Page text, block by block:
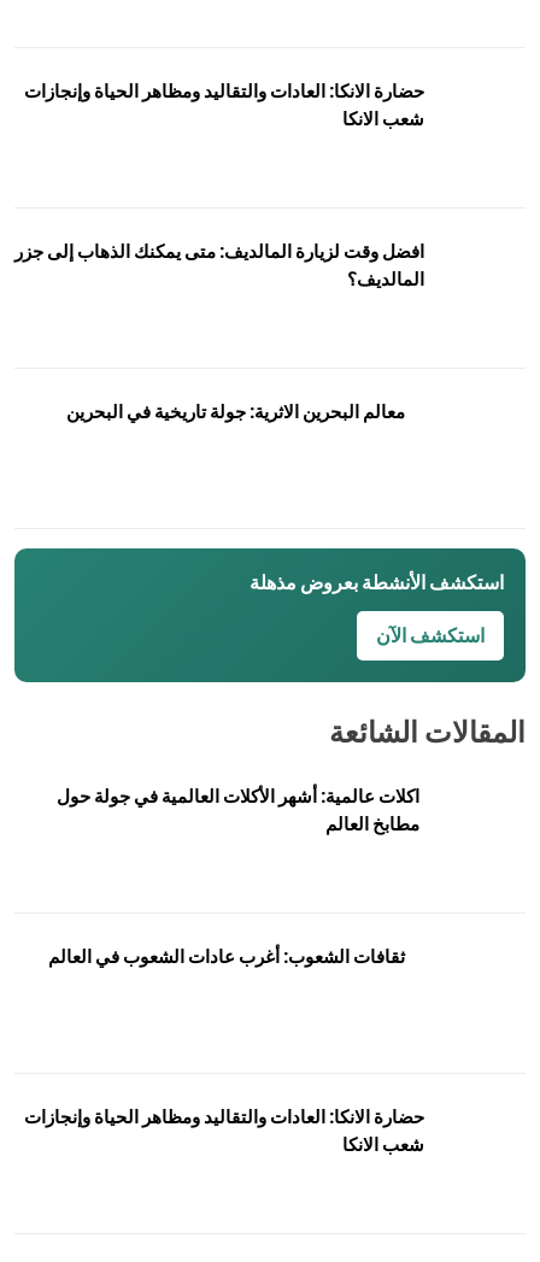
حضارة الانكا: العادات والتقاليد ومظاهر الحياة وإنجازات
شعب الانكا
افضل وقت لزيارة المالديف: متى يمكنك الذهاب إلى جزر
المالديف؟
معالم البحرين الاثرية: جولة تاريخية في البحرين
استكشف الأنشطة بعروض مذهلة
استكشف الآن
المقالات الشائعة
اكلات عالمية: أشهر الأكلات العالمية في جولة حول
مطابخ العالم
ثقافات الشعوب: أغرب عادات الشعوب في العالم
حضارة الانكا: العادات والتقاليد ومظاهر الحياة وإنجازات
شعب الانكا